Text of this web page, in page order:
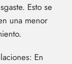
Esto se
una menor
En